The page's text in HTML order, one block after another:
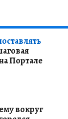
Портале
вокруг